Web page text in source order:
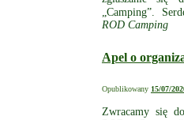
„Camping”.
ROD Camping
Apel o
Opublikowany 15/07/
Zwracamy się